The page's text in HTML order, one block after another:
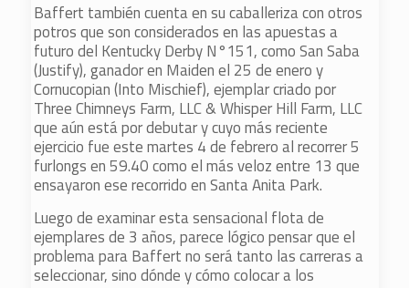
Baffert también cuenta en su caballeriza con otros
potros que son considerados en las apuestas a
futuro del Kentucky Derby N°151, como San Saba
(Justify), ganador en Maiden el 25 de enero y
Cornucopian (Into Mischief), ejemplar criado por
Three Chimneys Farm, LLC & Whisper Hill Farm, LLC
que aún está por debutar y cuyo más reciente
ejercicio fue este martes 4 de febrero al recorrer 5
furlongs en 59.40 como el más veloz entre 13 que
ensayaron ese recorrido en Santa Anita Park.
Luego de examinar esta sensacional flota de
ejemplares de 3 años, parece lógico pensar que el
problema para Baffert no será tanto las carreras a
seleccionar, sino dónde y cómo colocar a los